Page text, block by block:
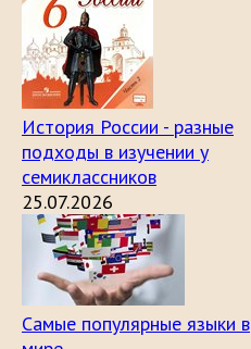
История России - разные
подходы в изучении у
семиклассников
25.07.2026
Самые популярные языки в